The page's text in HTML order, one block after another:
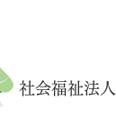
社会福祉法人